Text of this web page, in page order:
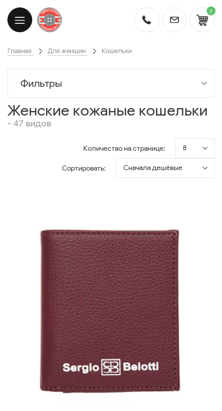
0
Главная Для женщин Кошельки
Фильтры
Женские кожаные кошельки
- 47 видов
Количество на странице: 8
Сортировать: Сначала дешёвые